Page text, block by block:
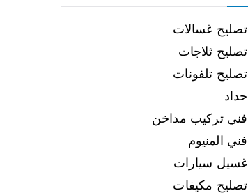
تصليح غسالات
تصليح ثلاجات
تصليح تلفونات
حداد
فني تركيب مداخن
فني المنيوم
غسيل سيارات
تصليح مكيفات